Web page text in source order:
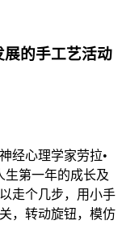
的手工艺活动
心理学家劳拉•
生第一年的成长及
走个几步，用小手
，转动旋钮，模仿